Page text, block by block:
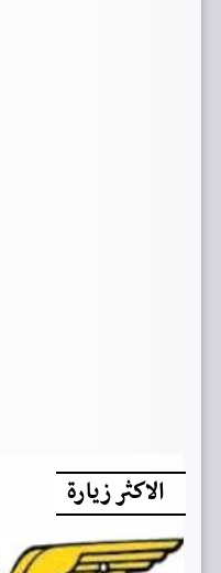
الاكثر زيارة